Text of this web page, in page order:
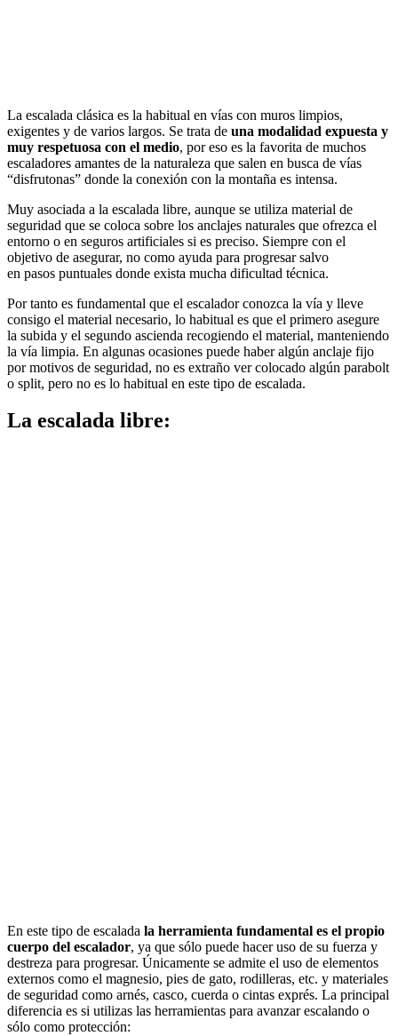
La escalada clásica es la habitual en vías con muros limpios,
exigentes y de varios largos. Se trata de una modalidad expuesta y
muy respetuosa con el medio, por eso es la favorita de muchos
escaladores amantes de la naturaleza que salen en busca de vías
“disfrutonas” donde la conexión con la montaña es intensa.
Muy asociada a la escalada libre, aunque se utiliza material de
seguridad que se coloca sobre los anclajes naturales que ofrezca el
entorno o en seguros artificiales si es preciso. Siempre con el
objetivo de asegurar, no como ayuda para progresar salvo
en pasos puntuales donde exista mucha dificultad técnica.
Por tanto es fundamental que el escalador conozca la vía y lleve
consigo el material necesario, lo habitual es que el primero asegure
la subida y el segundo ascienda recogiendo el material, manteniendo
la vía limpia. En algunas ocasiones puede haber algún anclaje fijo
por motivos de seguridad, no es extraño ver colocado algún parabolt
o split, pero no es lo habitual en este tipo de escalada.
La escalada libre:
En este tipo de escalada la herramienta fundamental es el propio
cuerpo del escalador, ya que sólo puede hacer uso de su fuerza y
destreza para progresar. Únicamente se admite el uso de elementos
externos como el magnesio, pies de gato, rodilleras, etc. y materiales
de seguridad como arnés, casco, cuerda o cintas exprés. La principal
diferencia es si utilizas las herramientas para avanzar escalando o
sólo como protección: